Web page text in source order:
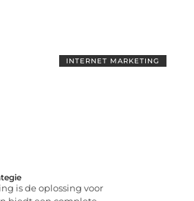
INTERNET MARKETING
is de oplossing voor